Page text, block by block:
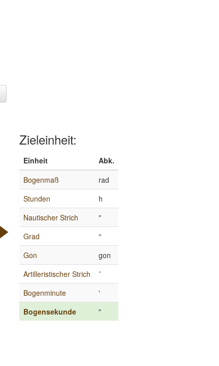
Zieleinheit:
Einheit
Abk.
Bogenmaß
rad
Stunden
h
Nautischer Strich
"
Grad
°
Gon
gon
Artilleristischer Strich
¯
Bogenminute
'
Bogensekunde
"